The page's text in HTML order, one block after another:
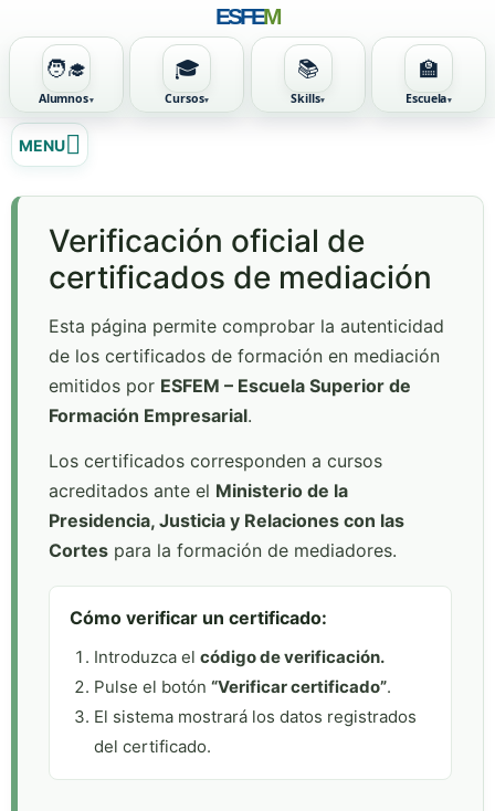
ESFEM
🧑‍🎓
Alumnos
🎓
Cursos
📚
Skills
🏫
Escuela
al
MENU
Verificación oficial de
certificados de mediación
Esta página permite comprobar la autenticidad
de los certificados de formación en mediación
emitidos por ESFEM – Escuela Superior de
Formación Empresarial.
Los certificados corresponden a cursos
acreditados ante el Ministerio de la
Presidencia, Justicia y Relaciones con las
Cortes para la formación de mediadores.
Cómo verificar un certificado:
Introduzca el código de verificación.
Pulse el botón “Verificar certificado”.
El sistema mostrará los datos registrados
del certificado.